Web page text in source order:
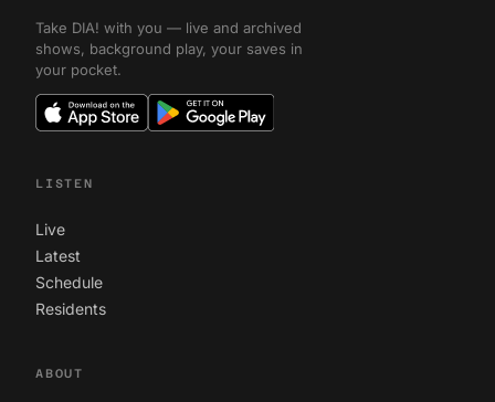
Take DIA! with you — live and archived
shows, background play, your saves in
your pocket.
LISTEN
Live
Latest
Schedule
Residents
ABOUT